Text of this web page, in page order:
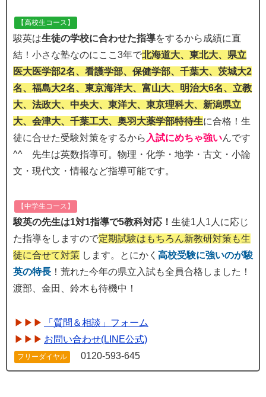
【高校生コース】
駿英は生徒の学校に合わせた指導をするから成績に直
結！小さな塾なのにここ3年で北海道大、東北大、県立
医大医学部2名、看護学部、保健学部、千葉大、茨城大2
名、福島大2名、東京海洋大、富山大、明治大6名、立教
大、法政大、中央大、東洋大、東京理科大、新潟県立
大、会津大、千葉工大、奥羽大薬学部特待生に合格！生
徒に合せた受験対策をするから 入試にめちゃ強いんです
^^ 先生は英数指導可。物理・化学・地学・古文・小論
文・現代文・情報など指導可能です。
【中学生コース】
駿英の先生は1対1指導で5教科対応！ 生徒1人1人に応じ
た指導をしますので定期試験はもちろん新教研対策も生
徒に合せて対策 します。とにかく 高校受験に強いのが駿
英の特長 ！荒れた今年の県立入試も全員合格しました！
渡部、金田、鈴木も待機中！
「質問＆相談」フォーム
お問い合わせ(LINE公式)
フリーダイヤル 0120-593-645